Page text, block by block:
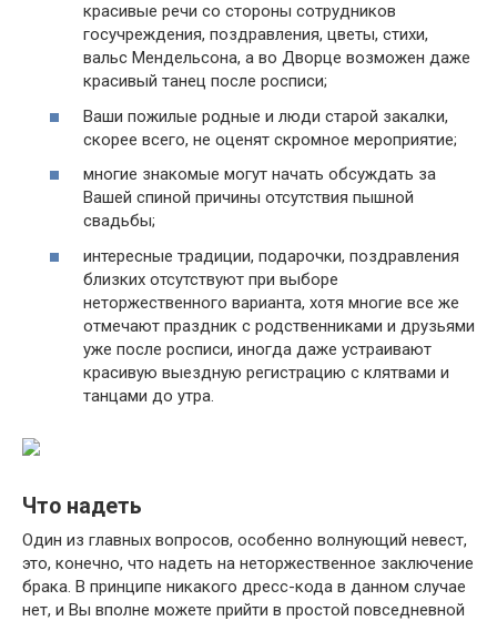
красивые речи со стороны сотрудников
госучреждения, поздравления, цветы, стихи,
вальс Мендельсона, а во Дворце возможен даже
красивый танец после росписи;
Ваши пожилые родные и люди старой закалки,
скорее всего, не оценят скромное мероприятие;
многие знакомые могут начать обсуждать за
Вашей спиной причины отсутствия пышной
свадьбы;
интересные традиции, подарочки, поздравления
близких отсутствуют при выборе
неторжественного варианта, хотя многие все же
отмечают праздник с родственниками и друзьями
уже после росписи, иногда даже устраивают
красивую выездную регистрацию с клятвами и
танцами до утра.
Что надеть
Один из главных вопросов, особенно волнующий невест,
это, конечно, что надеть на неторжественное заключение
брака. В принципе никакого дресс-кода в данном случае
нет, и Вы вполне можете прийти в простой повседневной